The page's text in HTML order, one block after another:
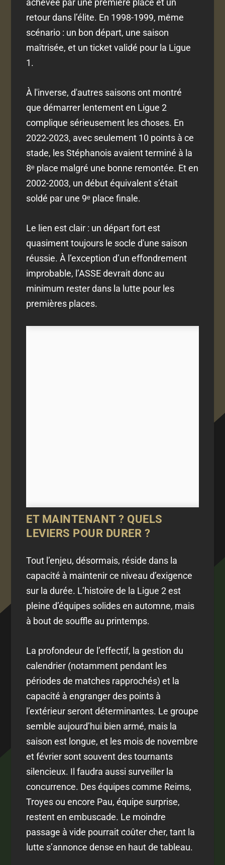
achevée par une première place et un
retour dans l’élite. En 1998-1999, même
scénario : un bon départ, une saison
maîtrisée, et un ticket validé pour la Ligue
1.
À l'inverse, d'autres saisons ont montré
que démarrer lentement en Ligue 2
complique sérieusement les choses. En
2022-2023, avec seulement 10 points à ce
stade, les Stéphanois avaient terminé à la
8ᵉ place malgré une bonne remontée. Et en
2002-2003, un début équivalent s’était
soldé par une 9ᵉ place finale.
Le lien est clair : un départ fort est
quasiment toujours le socle d'une saison
réussie. À l’exception d’un effondrement
improbable, l’ASSE devrait donc au
minimum rester dans la lutte pour les
premières places.
ET MAINTENANT ? QUELS
LEVIERS POUR DURER ?
Tout l’enjeu, désormais, réside dans la
capacité à maintenir ce niveau d’exigence
sur la durée. L’histoire de la Ligue 2 est
pleine d’équipes solides en automne, mais
à bout de souffle au printemps.
La profondeur de l’effectif, la gestion du
calendrier (notamment pendant les
périodes de matches rapprochés) et la
capacité à engranger des points à
l’extérieur seront déterminantes. Le groupe
semble aujourd’hui bien armé, mais la
saison est longue, et les mois de novembre
et février sont souvent des tournants
silencieux. Il faudra aussi surveiller la
concurrence. Des équipes comme Reims,
Troyes ou encore Pau, équipe surprise,
restent en embuscade. Le moindre
passage à vide pourrait coûter cher, tant la
lutte s’annonce dense en haut de tableau.